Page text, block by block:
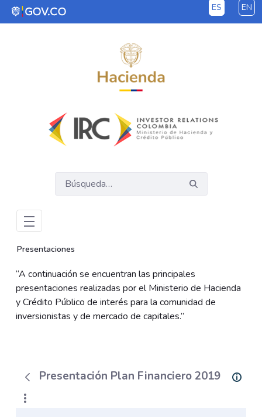
Saltar al contenido principal ES EN
Presentaciones
“A continuación se encuentran las principales
presentaciones realizadas por el Ministerio de Hacienda
y Crédito Público de interés para la comunidad de
inversionistas y de mercado de capitales.”
Presentación Plan Financiero 2019